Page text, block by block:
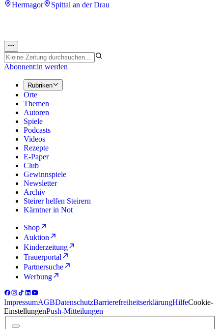
Hermagor
Spittal an der Drau
Abonnent:in werden
Rubriken
Orte
Themen
Autoren
Spiele
Podcasts
Videos
Rezepte
E-Paper
Club
Gewinnspiele
Newsletter
Archiv
Steirer helfen Steirern
Kärntner in Not
Shop
Auktion
Kinderzeitung
Trauerportal
Partnersuche
Werbung
ImpressumAGBDatenschutzBarrierefreiheitserklärungHilfeCookie-
EinstellungenPush-Mitteilungen